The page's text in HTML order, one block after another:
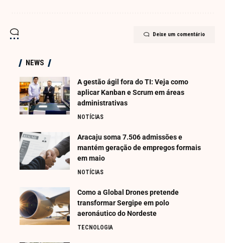
Deixe um comentário
NEWS
A gestão ágil fora do TI: Veja como
aplicar Kanban e Scrum em áreas
administrativas
NOTÍCIAS
Aracaju soma 7.506 admissões e
mantém geração de empregos formais
em maio
NOTÍCIAS
Como a Global Drones pretende
transformar Sergipe em polo
aeronáutico do Nordeste
TECNOLOGIA